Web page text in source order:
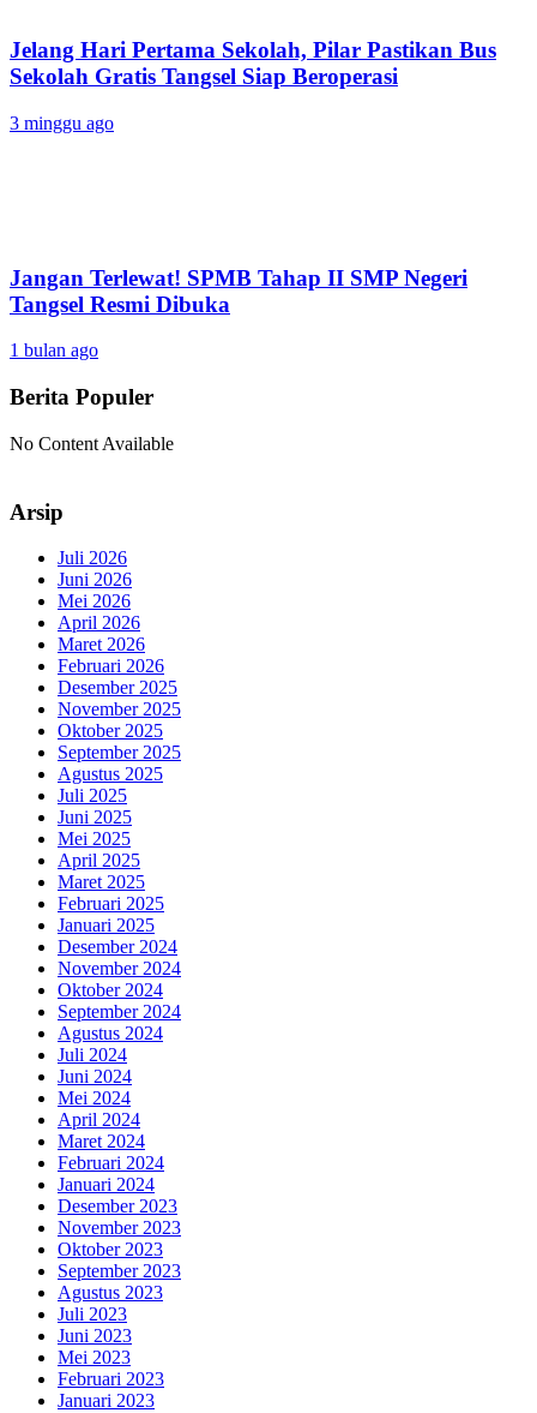
Jelang Hari Pertama Sekolah, Pilar Pastikan Bus
Sekolah Gratis Tangsel Siap Beroperasi
3 minggu ago
Jangan Terlewat! SPMB Tahap II SMP Negeri
Tangsel Resmi Dibuka
1 bulan ago
Berita Populer
No Content Available
Arsip
Juli 2026
Juni 2026
Mei 2026
April 2026
Maret 2026
Februari 2026
Desember 2025
November 2025
Oktober 2025
September 2025
Agustus 2025
Juli 2025
Juni 2025
Mei 2025
April 2025
Maret 2025
Februari 2025
Januari 2025
Desember 2024
November 2024
Oktober 2024
September 2024
Agustus 2024
Juli 2024
Juni 2024
Mei 2024
April 2024
Maret 2024
Februari 2024
Januari 2024
Desember 2023
November 2023
Oktober 2023
September 2023
Agustus 2023
Juli 2023
Juni 2023
Mei 2023
Februari 2023
Januari 2023